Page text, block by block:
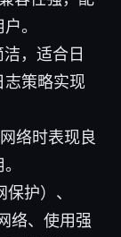
。
，适合日
志策略实现
络时表现良
护）、
络、使用强